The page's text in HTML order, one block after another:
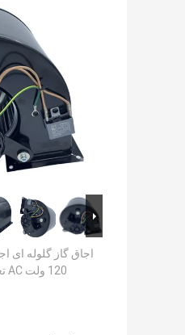
120 ولت AC تعویض فن کوره دمنده احتراقی